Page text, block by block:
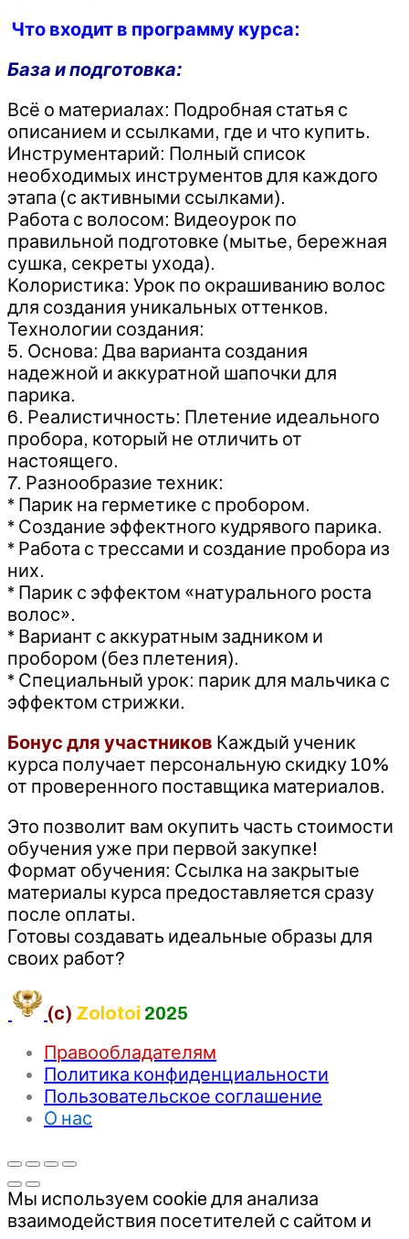
Что входит в программу курса:
База и подготовка:
Всё о материалах: Подробная статья с
описанием и ссылками, где и что купить.
Инструментарий: Полный список
необходимых инструментов для каждого
этапа (с активными ссылками).
Работа с волосом: Видеоурок по
правильной подготовке (мытье, бережная
сушка, секреты ухода).
Колористика: Урок по окрашиванию волос
для создания уникальных оттенков.
Технологии создания:
5. Основа: Два варианта создания
надежной и аккуратной шапочки для
парика.
6. Реалистичность: Плетение идеального
пробора, который не отличить от
настоящего.
7. Разнообразие техник:
* Парик на герметике с пробором.
* Создание эффектного кудрявого парика.
* Работа с трессами и создание пробора из
них.
* Парик с эффектом «натурального роста
волос».
* Вариант с аккуратным задником и
пробором (без плетения).
* Специальный урок: парик для мальчика с
эффектом стрижки.
Бонус для участников Каждый ученик
курса получает персональную скидку 10%
от проверенного поставщика материалов.
Это позволит вам окупить часть стоимости
обучения уже при первой закупке!
Формат обучения: Ссылка на закрытые
материалы курса предоставляется сразу
после оплаты.
Готовы создавать идеальные образы для
своих работ?
(c) Zolotoi 2025
Правообладателям
Политика конфиденциальности
Пользовательское соглашение
О нас
Мы используем cookie для анализа
взаимодействия посетителей с сайтом и